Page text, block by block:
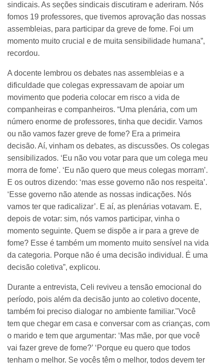
sindicais. As seções sindicais discutiram e aderiram. Nós
fomos 19 professores, que tivemos aprovação das nossas
assembleias, para participar da greve de fome. Foi um
momento muito crucial e de muita sensibilidade humana”,
recordou.
A docente lembrou os debates nas assembleias e a
dificuldade que colegas expressavam de apoiar um
movimento que poderia colocar em risco a vida de
companheiras e companheiros. “Uma plenária, com um
número enorme de professores, tinha que decidir. Vamos
ou não vamos fazer greve de fome? Era a primeira
decisão. Aí, vinham os debates, as discussões. Os colegas
sensibilizados. ‘Eu não vou votar para que um colega meu
morra de fome’. ‘Eu não quero que meus colegas morram’.
E os outros dizendo: ‘mas esse governo não nos respeita’.
‘Esse governo não atende as nossas indicações. Nós
vamos ter que radicalizar’. E aí, as plenárias votavam. E,
depois de votar: sim, nós vamos participar, vinha o
momento seguinte. Quem se dispõe a ir para a greve de
fome? Esse é também um momento muito sensível na vida
da categoria. Porque não é uma decisão individual. É uma
decisão coletiva”, explicou.
Durante a entrevista, Celi reviveu a tensão emocional do
período, pois além da decisão junto ao coletivo docente,
também foi preciso dialogar no ambiente familiar."Você
tem que chegar em casa e conversar com as crianças, com
o marido e tem que argumentar: ‘Mas mãe, por que você
vai fazer greve de fome?’ ‘Porque eu quero que todos
tenham o melhor. Se vocês têm o melhor, todos devem ter